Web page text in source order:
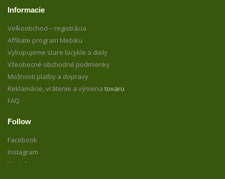
Informacie
Veľkoobchod – registrácia
Affiliate program Mebiku
Vykupujeme stare bicykle a diely
Všeobecné obchodné podmienky
Možnosti platby a dopravy
Reklamácie, vrátenie a výmena tovaru
FAQ
Follow
Facebook
Instagram
Youtube